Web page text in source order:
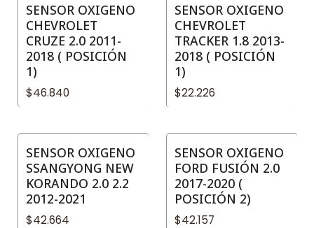
SENSOR OXIGENO
CHEVROLET
CRUZE 2.0 2011-
2018 ( POSICIÓN
1)
$46.840
SENSOR OXIGENO
CHEVROLET
TRACKER 1.8 2013-
2018 ( POSICIÓN
1)
$22.226
SENSOR OXIGENO
SSANGYONG NEW
KORANDO 2.0 2.2
2012-2021
$42.664
SENSOR OXIGENO
FORD FUSIÓN 2.0
2017-2020 (
POSICIÓN 2)
$42.157